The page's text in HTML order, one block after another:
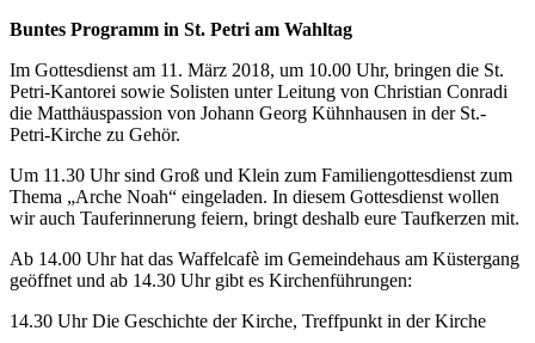
Buntes Programm in St. Petri am Wahltag
Im Gottesdienst am 11. März 2018, um 10.00 Uhr, bringen die St.
Petri-Kantorei sowie Solisten unter Leitung von Christian Conradi
die Matthäuspassion von Johann Georg Kühnhausen in der St.-
Petri-Kirche zu Gehör.
Um 11.30 Uhr sind Groß und Klein zum Familiengottesdienst zum
Thema „Arche Noah“ eingeladen. In diesem Gottesdienst wollen
wir auch Tauferinnerung feiern, bringt deshalb eure Taufkerzen mit.
Ab 14.00 Uhr hat das Waffelcafè im Gemeindehaus am Küstergang
geöffnet und ab 14.30 Uhr gibt es Kirchenführungen:
14.30 Uhr Die Geschichte der Kirche, Treffpunkt in der Kirche